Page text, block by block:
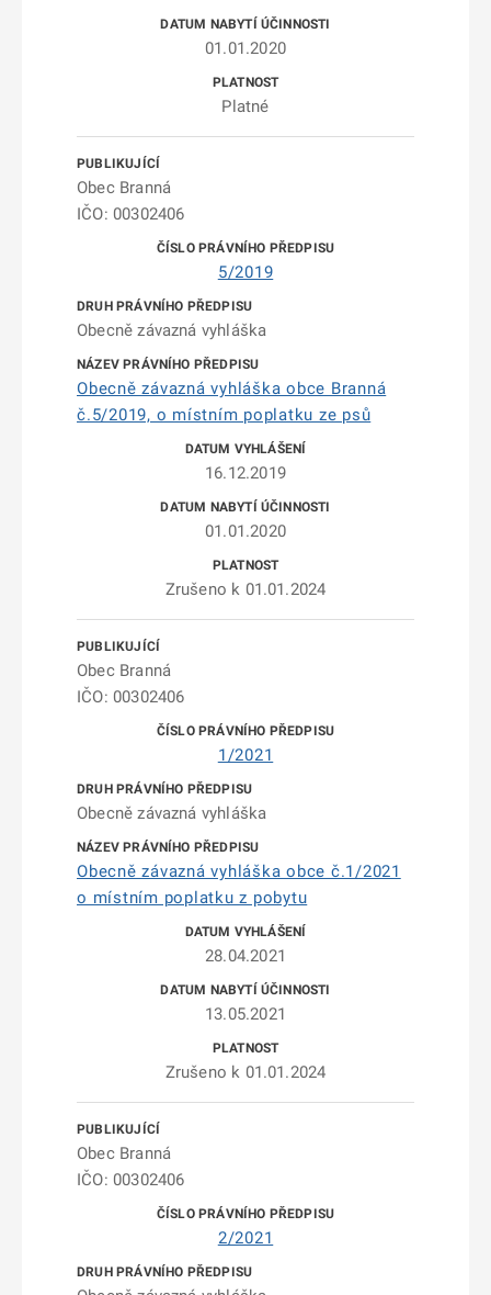
01.01.2020
Platné
Obec Branná
IČO: 00302406
5/2019
Obecně závazná vyhláška
Obecně závazná vyhláška obce Branná
č.5/2019, o místním poplatku ze psů
16.12.2019
01.01.2020
Zrušeno k 01.01.2024
Obec Branná
IČO: 00302406
1/2021
Obecně závazná vyhláška
Obecně závazná vyhláška obce č.1/2021
o místním poplatku z pobytu
28.04.2021
13.05.2021
Zrušeno k 01.01.2024
Obec Branná
IČO: 00302406
2/2021